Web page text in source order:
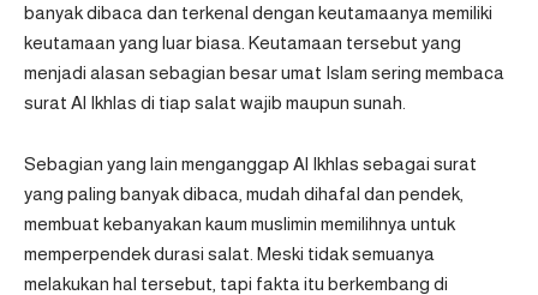
banyak dibaca dan terkenal dengan keutamaanya memiliki
keutamaan yang luar biasa. Keutamaan tersebut yang
menjadi alasan sebagian besar umat Islam sering membaca
surat Al Ikhlas di tiap salat wajib maupun sunah.
Sebagian yang lain menganggap Al Ikhlas sebagai surat
yang paling banyak dibaca, mudah dihafal dan pendek,
membuat kebanyakan kaum muslimin memilihnya untuk
memperpendek durasi salat. Meski tidak semuanya
melakukan hal tersebut, tapi fakta itu berkembang di